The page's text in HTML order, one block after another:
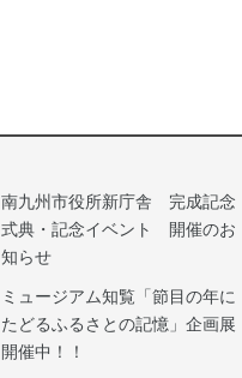
南九州市役所新庁舎 完成記念
式典・記念イベント 開催のお
知らせ
ミュージアム知覧「節目の年に
たどるふるさとの記憶」企画展
開催中！！